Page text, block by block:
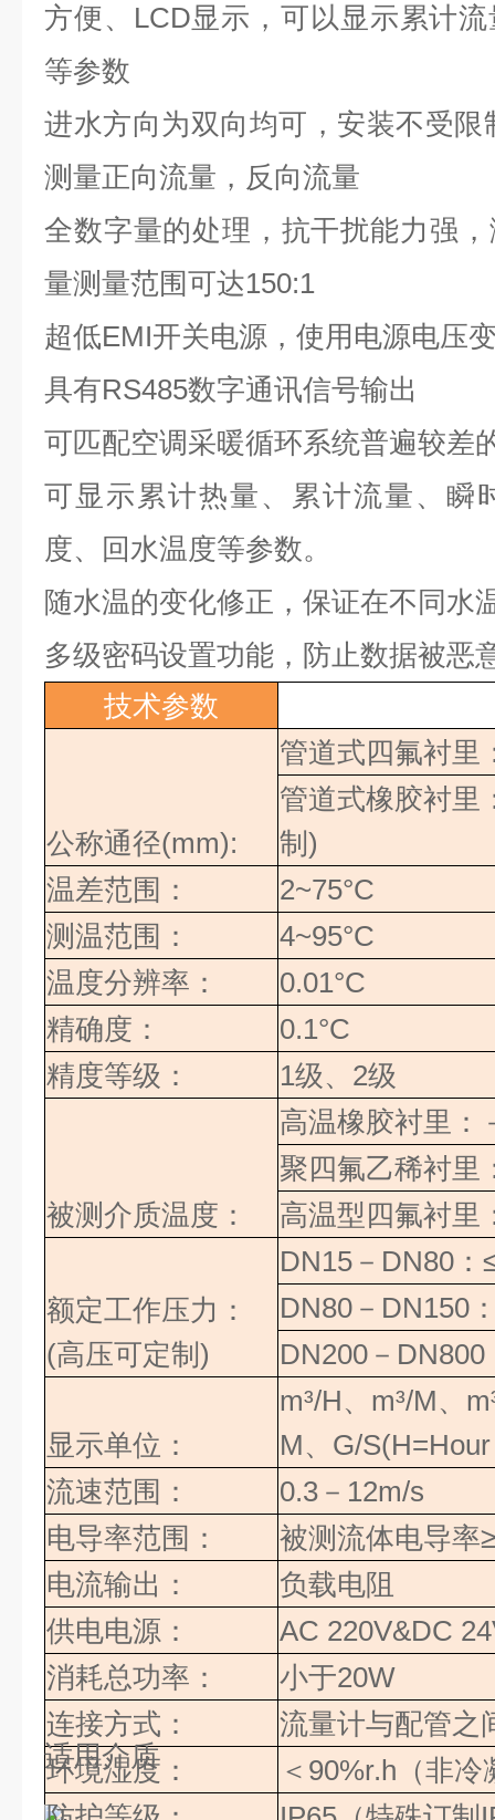
方便、 LCD显示，可以显示累计
等参数
进水方向为双向均可，安装不受限
测量正向流量，反向流量
全数字量的处理，抗干扰能力强
量测量范围可达150:1
超低EMI开关电源，使用电源电压
具有RS485数字通讯信号输出
可匹配空调采暖循环系统普遍较差
可显示累计热量、累计流量、瞬
度、回水温度等参数。
随水温的变化修正，保证在不同水
多级密码设置功能，防止数据被恶
技术参数
公称通径(mm):
管道式四氟衬里
管道式橡胶衬里
制 )
温差范围：
2~75°C
测温范围：
4~95°C
温度分辨率：
0.01°C
精确度：
0.1°C
精度等级：
1级、 2级
被测介质温度：
高温橡胶衬里：
聚四氟乙稀衬里
高温型四氟衬里
额定工作压力：
(高压可定制)
DN15 － DN80 ：
DN80 － DN150
DN200 － DN800
显示单位：
m³/H、 m³/M、
M、 G/
流速范围：
0.3 － 12m/s
电导率范围：
被测流体电导率≥
电流输出：
负载电阻
供电电源：
AC 220V&DC
消耗总功率：
小于20W
连接方式：
流量计与配管之
环境湿度：
＜ 90%r.h （非冷
适用介质